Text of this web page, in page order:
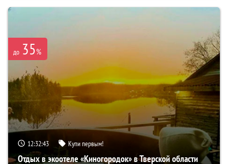
до 35%
12:32:41 Купи первым!
Отдых в экоотеле «Киногородок» в Тверской области